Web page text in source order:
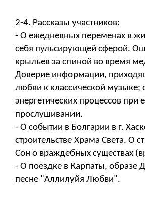
2-4. Рассказы участников:
- О ежедневных переменах в
себя пульсирующей сферой.
крыльев за спиной во время
Доверие информации,
любви к классической
энергетических процессов при
прослушивании.
- О событии в Болгарии в г.
строительстве Храма Света. О
Сон о враждебных существах
- О поездке в Карпаты, образе
песне "Аллилуйя Любви".